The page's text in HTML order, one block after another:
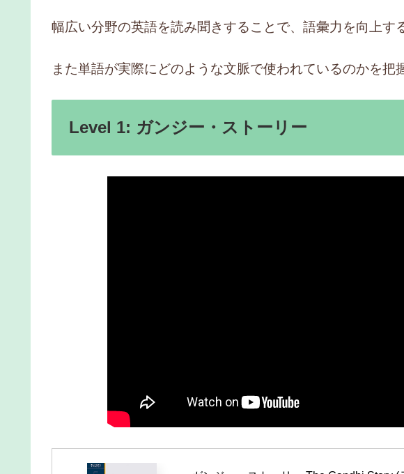
幅広い分野の英語を読み聞きすることで、語彙力を向上す
また単語が実際にどのような文脈で使われているのかを把
Level 1: ガンジー・ストーリー